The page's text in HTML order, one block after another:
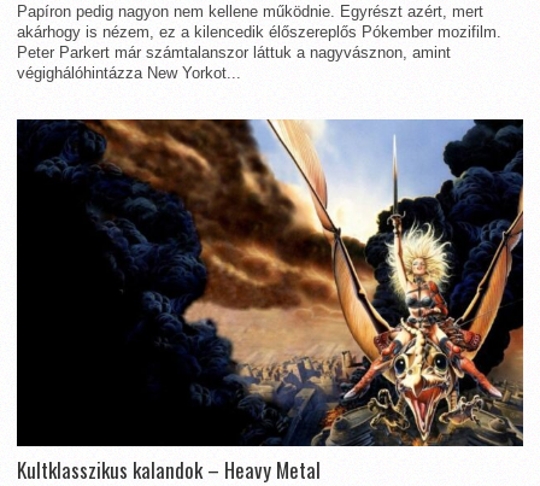
Papíron pedig nagyon nem kellene működnie. Egyrészt azért, mert
akárhogy is nézem, ez a kilencedik élőszereplős Pókember mozifilm.
Peter Parkert már számtalanszor láttuk a nagyvásznon, amint
végighálóhintázza New Yorkot...
Kultklasszikus kalandok – Heavy Metal